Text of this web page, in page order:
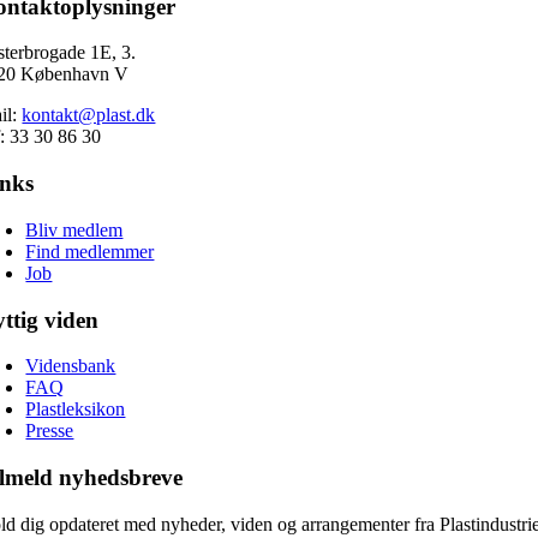
1E, 3.
København V
kontakt@plast.dk
33 30 86 30
Bliv medlem
Find medlemmer
Job
viden
Vidensbank
FAQ
Plastleksikon
Presse
nyhedsbreve
dig opdateret med nyheder, viden og arrangementer fra